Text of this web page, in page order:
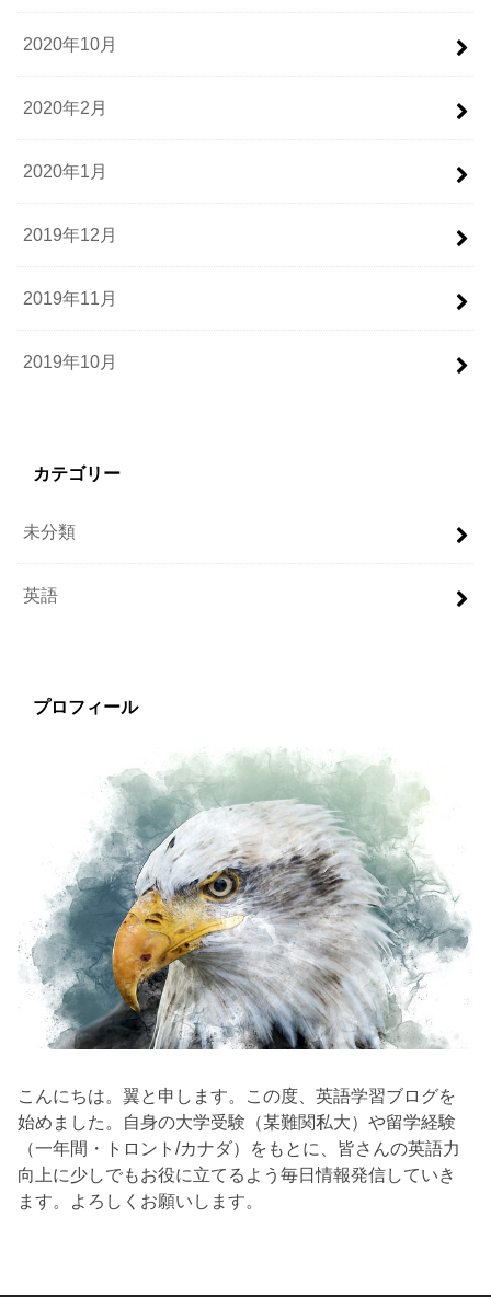
2020年10月
2020年2月
2020年1月
2019年12月
2019年11月
2019年10月
カテゴリー
未分類
英語
プロフィール
こんにちは。翼と申します。この度、英語学習ブログを
始めました。自身の大学受験（某難関私大）や留学経験
（一年間・トロント/カナダ）をもとに、皆さんの英語力
向上に少しでもお役に立てるよう毎日情報発信していき
ます。よろしくお願いします。